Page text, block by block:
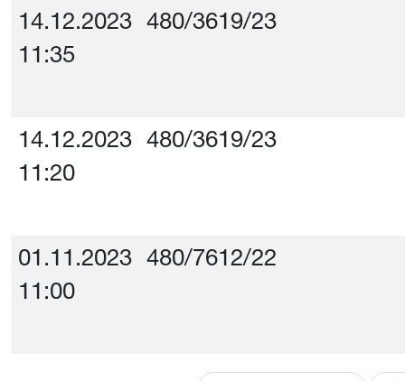
14.12.2023
11:35
480/3619/23
14.12.2023
11:20
480/3619/23
01.11.2023
11:00
480/7612/22